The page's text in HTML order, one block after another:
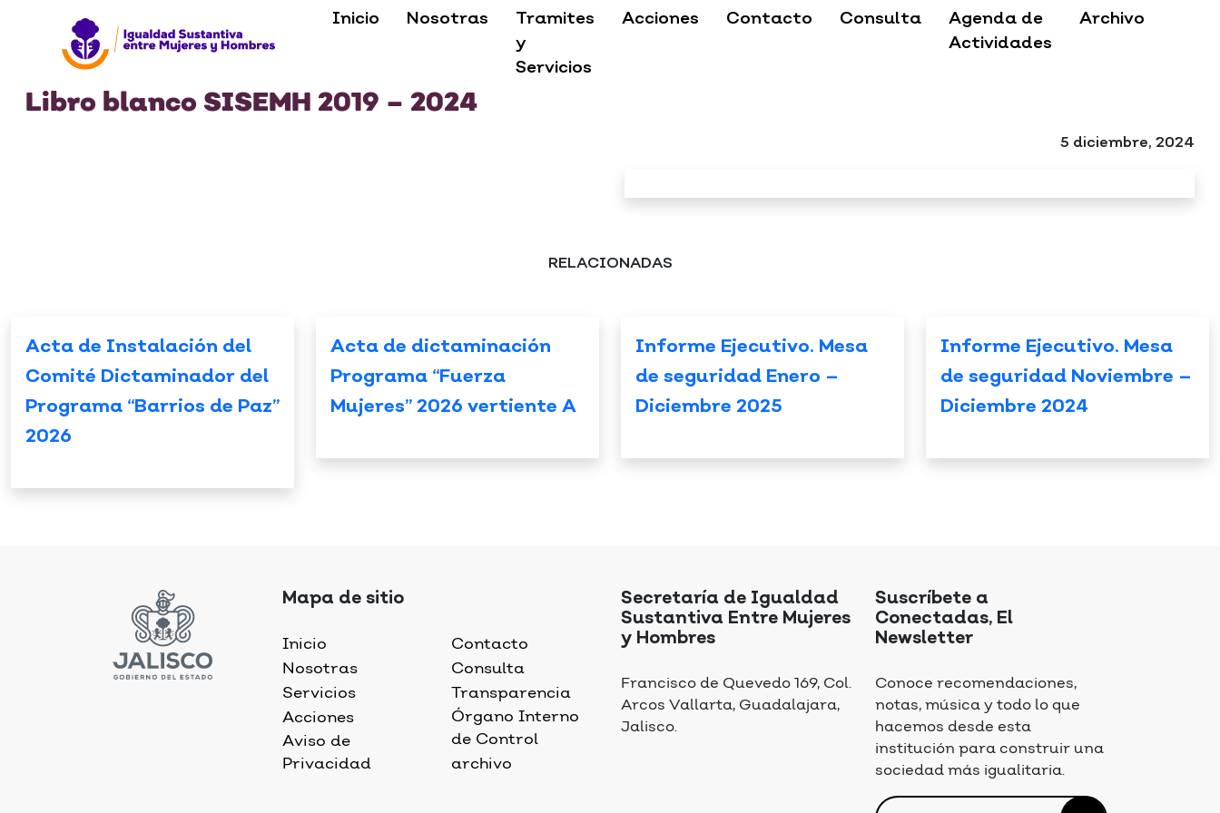
Inicio Nosotras
Tramites
y
Servicios
Acciones Contacto Consulta
Agenda de
Actividades
Archivo
Libro blanco SISEMH 2019 – 2024
5 diciembre, 2024
RELACIONADAS
Acta de Instalación del
Comité Dictaminador del
Programa “Barrios de Paz”
2026
Acta de dictaminación
Programa “Fuerza
Mujeres” 2026 vertiente A
Informe Ejecutivo. Mesa
de seguridad Enero –
Diciembre 2025
Informe Ejecutivo. Mesa
de seguridad Noviembre –
Diciembre 2024
Mapa de sitio
Inicio
Nosotras
Servicios
Acciones
Aviso de
Privacidad
Contacto
Consulta
Transparencia
Órgano Interno
de Control
archivo
Secretaría de Igualdad
Sustantiva Entre Mujeres
y Hombres
Francisco de Quevedo 169, Col.
Arcos Vallarta, Guadalajara,
Jalisco.
Suscríbete a
Conectadas, El
Newsletter
Conoce recomendaciones,
notas, música y todo lo que
hacemos desde esta
institución para construir una
sociedad más igualitaria.